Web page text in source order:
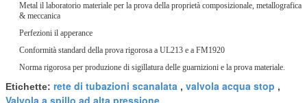
Metal il laboratorio materiale per la prova della proprietà composizionale, metallografica
& meccanica
Perfezioni il apperance
Conformità standard della prova rigorosa a UL213 e a FM1920
Norma rigorosa per produzione di sigillatura delle guarnizioni e la prova materiale.
Etichette: rete di tubazioni scanalata , valvola acqua stop ,